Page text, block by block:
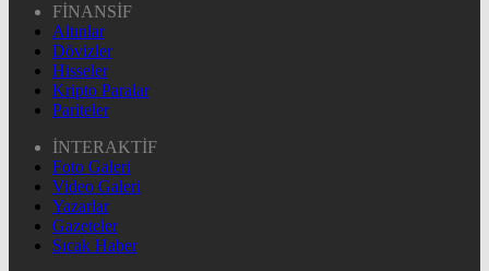
FİNANSİF
Altınlar
Dövizler
Hisseler
Kripto Paralar
Pariteler
İNTERAKTİF
Foto Galeri
Video Galeri
Yazarlar
Gazeteler
Sıcak Haber